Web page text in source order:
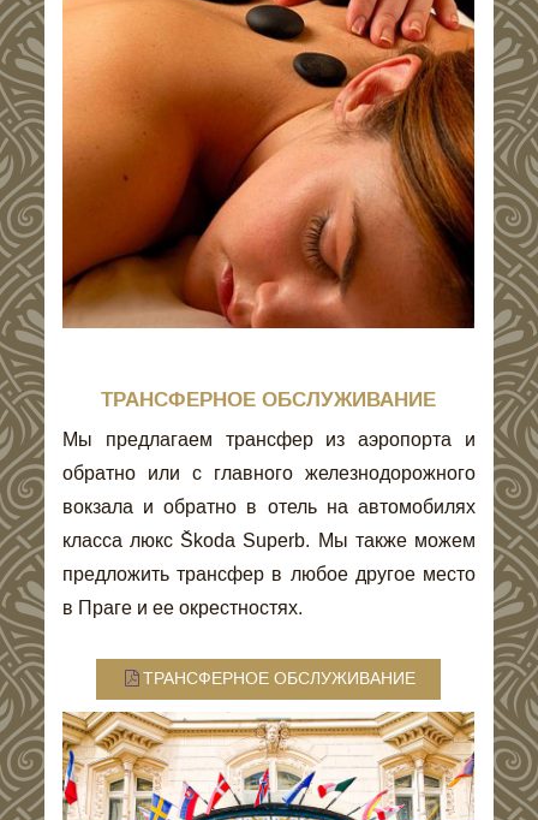
ТРАНСФЕРНОЕ ОБСЛУЖИВАНИЕ
Мы предлагаем трансфер из аэропорта и
обратно или с главного железнодорожного
вокзала и обратно в отель на автомобилях
класса люкс Škoda Superb. Мы также можем
предложить трансфер в любое другое место
в Праге и ее окрестностях.
ТРАНСФЕРНОЕ ОБСЛУЖИВАНИЕ